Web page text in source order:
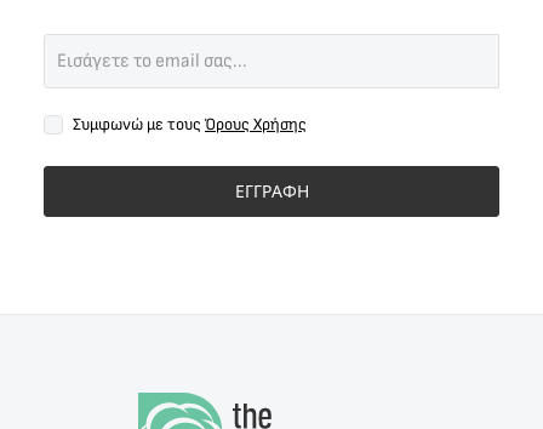
Συμφωνώ με τους Όρους Χρήσης
ΕΓΓΡΑΦΗ